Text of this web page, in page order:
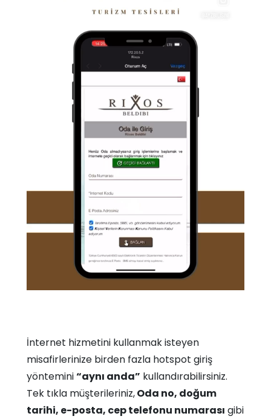
İnternet hizmetini kullanmak isteyen
misafirlerinize birden fazla hotspot giriş
yöntemini“aynı anda” kullandırabilirsiniz.
Tek tıkla müşterileriniz,Oda no, doğum
tarihi, e-posta, cep telefonu numarası gibi